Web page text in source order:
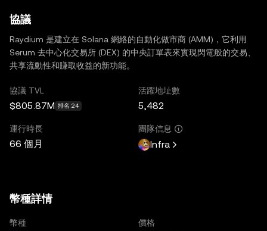
協議
Raydium 是建立在 Solana 網絡的自動化做市商 (AMM)，它利用
Serum 去中心化交易所 (DEX) 的中央訂單表來實現閃電般的交易、
共享流動性和賺取收益的新功能。
協議 TVL
$805.87M 排名 24
活躍地址數
5,482
運行時長
66 個月
團隊信息
Infra
幣種詳情
幣種 價格